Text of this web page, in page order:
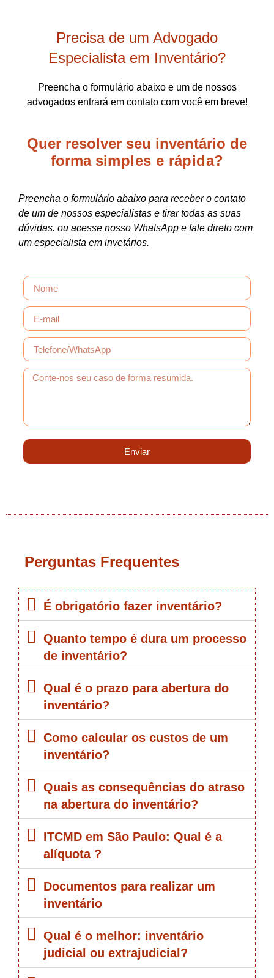
Precisa de um Advogado
Especialista em Inventário?
Preencha o formulário abaixo e um de nossos
advogados entrará em contato com você em breve!
Quer resolver seu inventário de
forma simples e rápida?
Preencha o formulário abaixo para receber o contato
de um de nossos especialistas e tirar todas as suas
dúvidas. ou acesse nosso WhatsApp e fale direto com
um especialista em invetários.
Enviar
Perguntas Frequentes
É obrigatório fazer inventário?
Quanto tempo é dura um processo
de inventário?
Qual é o prazo para abertura do
inventário?
Como calcular os custos de um
inventário?
Quais as consequências do atraso
na abertura do inventário?
ITCMD em São Paulo: Qual é a
alíquota ?
Documentos para realizar um
inventário
Qual é o melhor: inventário
judicial ou extrajudicial?